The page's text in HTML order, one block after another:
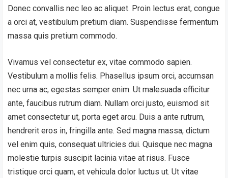
Donec convallis nec leo ac aliquet. Proin lectus erat, congue
a orci at, vestibulum pretium diam. Suspendisse fermentum
massa quis pretium commodo.
Vivamus vel consectetur ex, vitae commodo sapien.
Vestibulum a mollis felis. Phasellus ipsum orci, accumsan
nec urna ac, egestas semper enim. Ut malesuada efficitur
ante, faucibus rutrum diam. Nullam orci justo, euismod sit
amet consectetur ut, porta eget arcu. Duis a ante rutrum,
hendrerit eros in, fringilla ante. Sed magna massa, dictum
vel enim quis, consequat ultricies dui. Quisque nec magna
molestie turpis suscipit lacinia vitae at risus. Fusce
tristique orci quam, et vehicula dolor luctus ut. Ut vitae